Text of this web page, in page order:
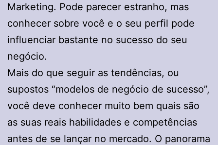
Marketing. Pode parecer estranho, mas
conhecer sobre você e o seu perfil pode
influenciar bastante no sucesso do seu
negócio.
Mais do que seguir as tendências, ou
supostos “modelos de negócio de sucesso”,
você deve conhecer muito bem quais são
as suas reais habilidades e competências
antes de se lançar no mercado. O panorama